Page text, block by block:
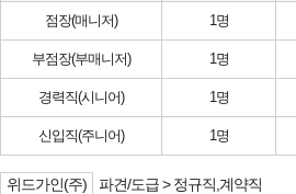
점장(매니저) 1명
부점장(부매니저) 1명
경력직(시니어) 1명
신입직(주니어) 1명
위드가인(주) 파견/도급 > 정규직,계약직